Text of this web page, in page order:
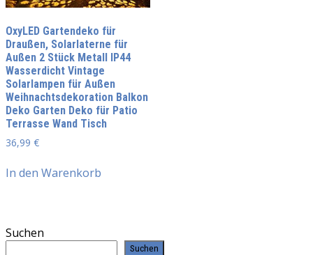
OxyLED Gartendeko für
Draußen, Solarlaterne für
Außen 2 Stück Metall IP44
Wasserdicht Vintage
Solarlampen für Außen
Weihnachtsdekoration Balkon
Deko Garten Deko für Patio
Terrasse Wand Tisch
36,99 €
In den Warenkorb
Suchen
Suchen